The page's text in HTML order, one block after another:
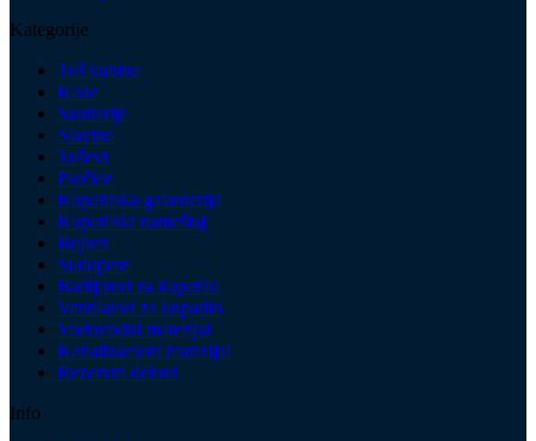
Kategorije
Tuš kabine
Kade
Sanitarije
Slavine
Tuševi
Pločice
Kupatilska galanterija
Kupatilski nameštaj
Bojleri
Sudopere
Radijatori za kupatilo
Ventilatori za kupatilo
Vodovodni materijal
Kanalizacioni materijal
Rezervni delovi
Info